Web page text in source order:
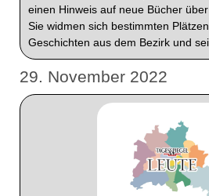
einen Hinweis auf neue Bücher
Sie widmen sich bestimmten
Geschichten aus dem Bezirk und
29. November 2022